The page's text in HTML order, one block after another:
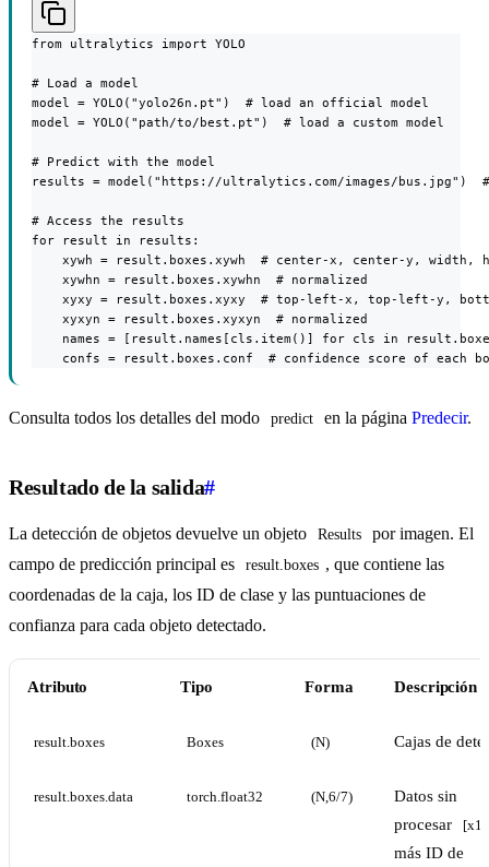
from ultralytics import YOLO
# Load a model
model = YOLO("yolo26n.pt")  # load an official model
model = YOLO("path/to/best.pt")  # load a custom model
# Predict with the model
results = model("https://ultralytics.com/images/bus.jpg")
# Access the results
for result in results:
xywh = result.boxes.xywh  # center-x, center-y, width,
    xywhn = result.boxes.xywhn  # normalized
xyxy = result.boxes.xyxy  # top-left-x, top-left-y,
    xyxyn = result.boxes.xyxyn  # normalized
names = [result.names[cls.item()] for cls in
confs = result.boxes.conf  # confidence score of each
Consulta todos los detalles del modo predict en la página Predecir.
Resultado de la salida#
La detección de objetos devuelve un objeto Results
por imagen. El
campo de predicción principal es
result.boxes , que contiene las
coordenadas de la caja, los ID de clase y las puntuaciones de
confianza para cada objeto detectado.
Atributo Tipo Forma Descripción
result.boxes Boxes (N) Cajas de
result.boxes.data torch.float32 (N,6/7)
Datos sin
procesar
más ID de